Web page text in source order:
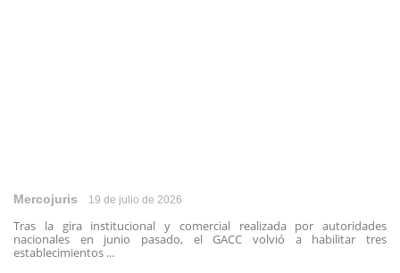
Mercojuris 19 de julio de 2026
Tras la gira institucional y comercial realizada por autoridades
nacionales en junio pasado, el GACC volvió a habilitar tres
establecimientos ...